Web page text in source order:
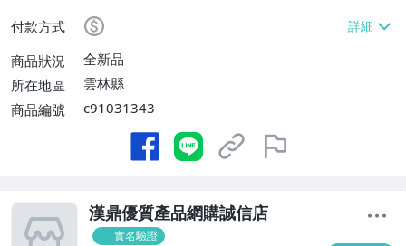
滿$2000免運費】
付款方式
商品狀況
全新品
所在地區
雲林縣
商品編號
c91031343
漢鼎優質產品網購誠信店
實名驗證